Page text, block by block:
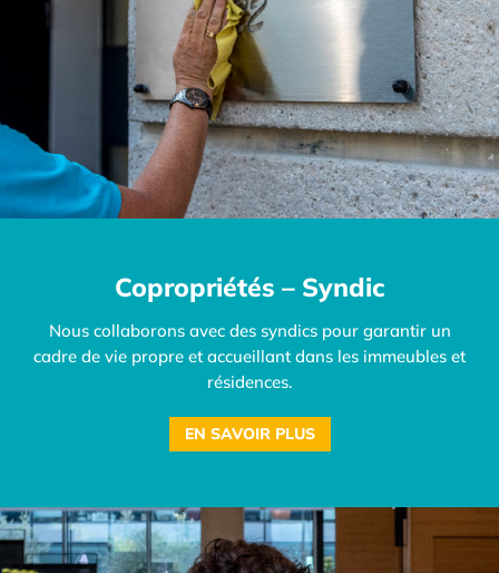
Copropriétés – Syndic
Nous collaborons avec des syndics pour garantir un
cadre de vie propre et accueillant dans les immeubles et
résidences.
EN SAVOIR PLUS